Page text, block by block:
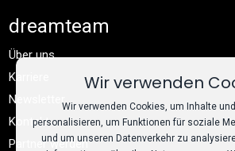
dreamteam
Über uns
Karriere
Newsletter
Kontakt
Partner werden
Wir verwenden
Wir verwenden Cookies, um Inhalte
personalisieren, um Funktionen für soziale
und um unseren Datenverkehr zu